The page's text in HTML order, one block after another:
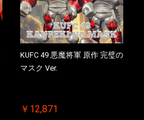
KUFC 49 悪魔将軍 原作 完璧の
マスク Ver.
￥12,871